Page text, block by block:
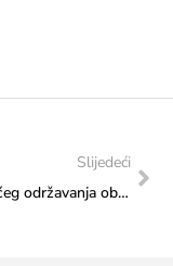
Slijedeći
Plan tekućeg održavanja objekta Federalnog ministarstva kulture i sporta za 2024. godine